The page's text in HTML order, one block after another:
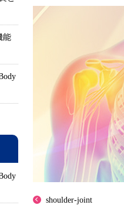
shoulder-joint
能